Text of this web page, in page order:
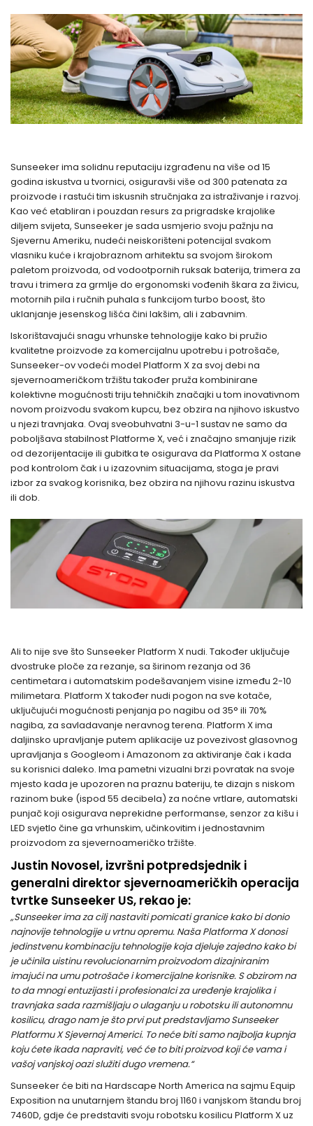
Sunseeker ima solidnu reputaciju izgrađenu na više od 15
godina iskustva u tvornici, osiguravši više od 300 patenata za
proizvode i rastući tim iskusnih stručnjaka za istraživanje i razvoj.
Kao već etabliran i pouzdan resurs za prigradske krajolike
diljem svijeta, Sunseeker je sada usmjerio svoju pažnju na
Sjevernu Ameriku, nudeći neiskorišteni potencijal svakom
vlasniku kuće i krajobraznom arhitektu sa svojom širokom
paletom proizvoda, od vodootpornih ruksak baterija, trimera za
travu i trimera za grmlje do ergonomski vođenih škara za živicu,
motornih pila i ručnih puhala s funkcijom turbo boost, što
uklanjanje jesenskog lišća čini lakšim, ali i zabavnim.
Iskorištavajući snagu vrhunske tehnologije kako bi pružio
kvalitetne proizvode za komercijalnu upotrebu i potrošače,
Sunseeker-ov vodeći model Platform X za svoj debi na
sjevernoameričkom tržištu također pruža kombinirane
kolektivne mogućnosti triju tehničkih značajki u tom inovativnom
novom proizvodu svakom kupcu, bez obzira na njihovo iskustvo
u njezi travnjaka. Ovaj sveobuhvatni 3-u-1 sustav ne samo da
poboljšava stabilnost Platforme X, već i značajno smanjuje rizik
od dezorijentacije ili gubitka te osigurava da Platforma X ostane
pod kontrolom čak i u izazovnim situacijama, stoga je pravi
izbor za svakog korisnika, bez obzira na njihovu razinu iskustva
ili dob.
Ali to nije sve što Sunseeker Platform X nudi. Također uključuje
dvostruke ploče za rezanje, sa širinom rezanja od 36
centimetara i automatskim podešavanjem visine između 2-10
milimetara. Platform X također nudi pogon na sve kotače,
uključujući mogućnosti penjanja po nagibu od 35° ili 70%
nagiba, za savladavanje neravnog terena. Platform X ima
daljinsko upravljanje putem aplikacije uz povezivost glasovnog
upravljanja s Googleom i Amazonom za aktiviranje čak i kada
su korisnici daleko. Ima pametni vizualni brzi povratak na svoje
mjesto kada je upozoren na praznu bateriju, te dizajn s niskom
razinom buke (ispod 55 decibela) za noćne vrtlare, automatski
punjač koji osigurava neprekidne performanse, senzor za kišu i
LED svjetlo čine ga vrhunskim, učinkovitim i jednostavnim
proizvodom za sjevernoameričko tržište.
Justin Novosel, izvršni potpredsjednik i
generalni direktor sjevernoameričkih operacija
tvrtke Sunseeker US, rekao je:
„Sunseeker ima za cilj nastaviti pomicati granice kako bi donio
najnovije tehnologije u vrtnu opremu. Naša Platforma X donosi
jedinstvenu kombinaciju tehnologije koja djeluje zajedno kako bi
je učinila uistinu revolucionarnim proizvodom dizajniranim
imajući na umu potrošače i komercijalne korisnike. S obzirom na
to da mnogi entuzijasti i profesionalci za uređenje krajolika i
travnjaka sada razmišljaju o ulaganju u robotsku ili autonomnu
kosilicu, drago nam je što prvi put predstavljamo Sunseeker
Platformu X Sjevernoj Americi. To neće biti samo najbolja kupnja
koju ćete ikada napraviti, već će to biti proizvod koji će vama i
vašoj vanjskoj oazi služiti dugo vremena.“
Sunseeker će biti na Hardscape North America na sajmu Equip
Exposition na unutarnjem štandu broj 1160 i vanjskom štandu broj
7460D, gdje će predstaviti svoju robotsku kosilicu Platform X uz